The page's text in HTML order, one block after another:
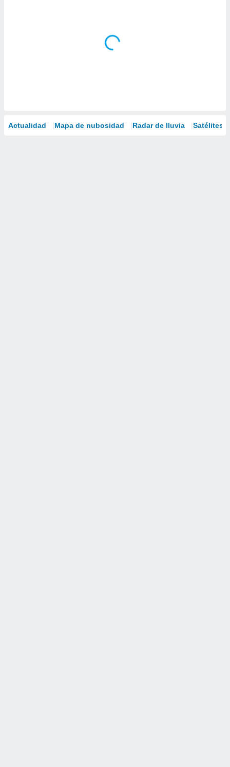
Actualidad Mapa de nubosidad Radar de lluvia Satélites